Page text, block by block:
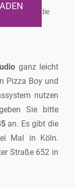
du die
ganz leicht
Pizza Boy und
nutzen
Sie bitte
an. Es gibt die
Mal in Köln.
Straße 652 in